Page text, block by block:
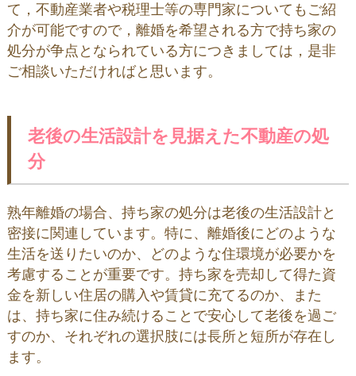
て，不動産業者や税理士等の専門家についてもご紹
介が可能ですので，離婚を希望される方で持ち家の
処分が争点となられている方につきましては，是非
ご相談いただければと思います。
老後の生活設計を見据えた不動産の処
分
熟年離婚の場合、持ち家の処分は老後の生活設計と
密接に関連しています。特に、離婚後にどのような
生活を送りたいのか、どのような住環境が必要かを
考慮することが重要です。持ち家を売却して得た資
金を新しい住居の購入や賃貸に充てるのか、また
は、持ち家に住み続けることで安心して老後を過ご
すのか、それぞれの選択肢には長所と短所が存在し
ます。